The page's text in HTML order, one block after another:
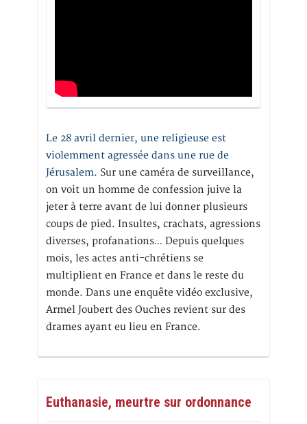
Le 28 avril dernier, une religieuse est
violemment agressée dans une rue de
Jérusalem. Sur une caméra de surveillance,
on voit un homme de confession juive la
jeter à terre avant de lui donner plusieurs
coups de pied. Insultes, crachats, agressions
diverses, profanations… Depuis quelques
mois, les actes anti-chrétiens se
multiplient en France et dans le reste du
monde. Dans une enquête vidéo exclusive,
Armel Joubert des Ouches revient sur des
drames ayant eu lieu en France.
Euthanasie, meurtre sur ordonnance